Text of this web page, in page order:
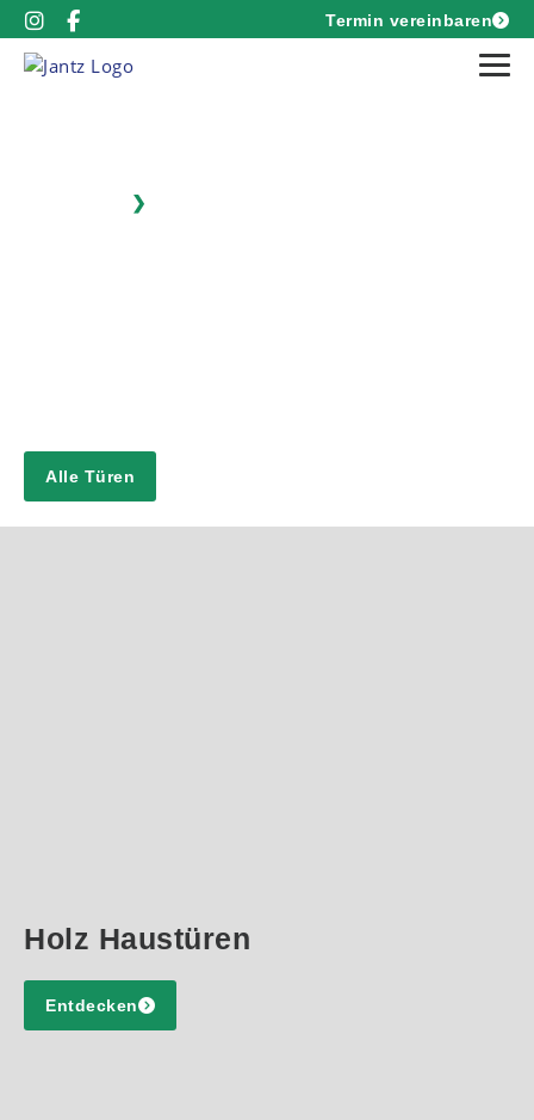
Termin vereinbaren
❯
Alle Türen
Holz Haustüren
Entdecken